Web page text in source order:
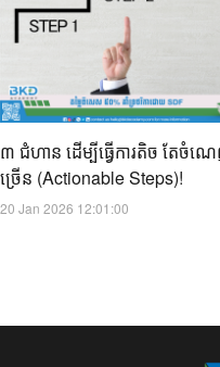
៣ ជំហាន ដើម្បីធ្វើការតិច តែចំណ
ច្រើន (Actionable Steps)!
20 Jan 2026 12:01:00